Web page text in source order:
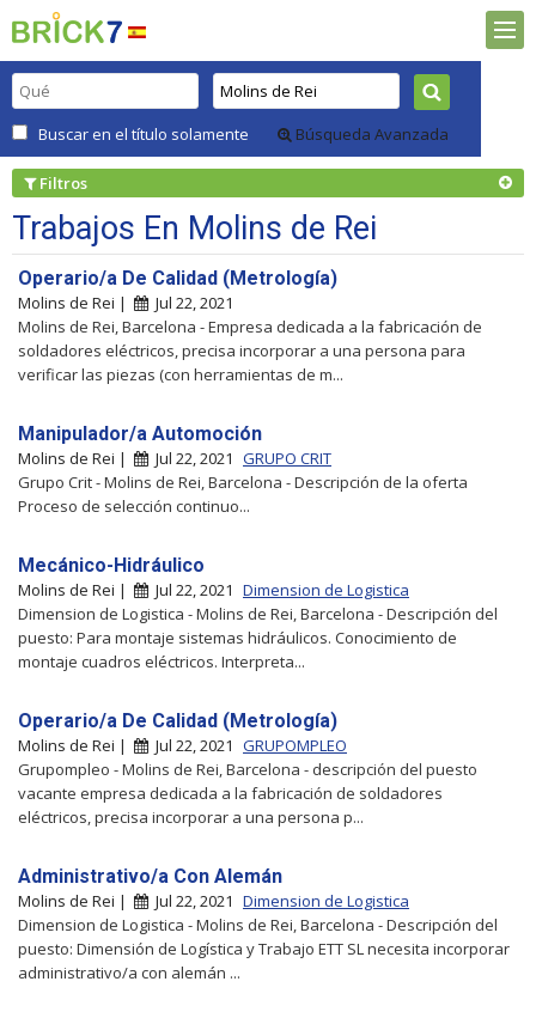
Buscar en el título solamente Búsqueda Avanzada
Filtros
Trabajos En Molins de Rei
Operario/a De Calidad (Metrología)
Molins de Rei |
Jul 22, 2021
Molins de Rei, Barcelona - Empresa dedicada a la fabricación de
soldadores eléctricos, precisa incorporar a una persona para
verificar las piezas (con herramientas de m...
Manipulador/a Automoción
Molins de Rei | Jul 22, 2021 GRUPO CRIT
Grupo Crit - Molins de Rei, Barcelona - Descripción de la oferta
Proceso de selección continuo...
Mecánico-Hidráulico
Molins de Rei | Jul 22, 2021 Dimension de Logistica
Dimension de Logistica - Molins de Rei, Barcelona - Descripción del
puesto: Para montaje sistemas hidráulicos. Conocimiento de
montaje cuadros eléctricos. Interpreta...
Operario/a De Calidad (Metrología)
Molins de Rei | Jul 22, 2021 GRUPOMPLEO
Grupompleo - Molins de Rei, Barcelona - descripción del puesto
vacante empresa dedicada a la fabricación de soldadores
eléctricos, precisa incorporar a una persona p...
Administrativo/a Con Alemán
Molins de Rei | Jul 22, 2021 Dimension de Logistica
Dimension de Logistica - Molins de Rei, Barcelona - Descripción del
puesto: Dimensión de Logística y Trabajo ETT SL necesita incorporar
administrativo/a con alemán ...